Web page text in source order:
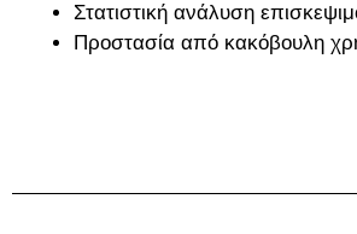
Στατιστική ανάλυση
Προστασία από κακόβουλη